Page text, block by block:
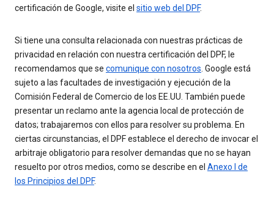
certificación de Google, visite el sitio web del DPF.
Si tiene una consulta relacionada con nuestras prácticas de
privacidad en relación con nuestra certificación del DPF, le
recomendamos que se comunique con nosotros. Google está
sujeto a las facultades de investigación y ejecución de la
Comisión Federal de Comercio de los EE.UU. También puede
presentar un reclamo ante la agencia local de protección de
datos; trabajaremos con ellos para resolver su problema. En
ciertas circunstancias, el DPF establece el derecho de invocar el
arbitraje obligatorio para resolver demandas que no se hayan
resuelto por otros medios, como se describe en el Anexo I de
los Principios del DPF.